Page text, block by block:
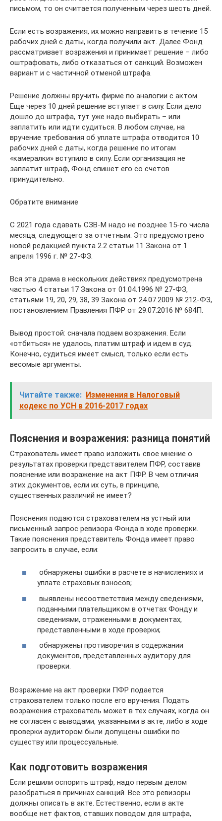
письмом, то он считается полученным через шесть дней.
Если есть возражения, их можно направить в течение 15
рабочих дней с даты, когда получили акт. Далее Фонд
рассматривает возражения и принимает решение – либо
оштрафовать, либо отказаться от санкций. Возможен
вариант и с частичной отменой штрафа.
Решение должны вручить фирме по аналогии с актом.
Еще через 10 дней решение вступает в силу. Если дело
дошло до штрафа, тут уже надо выбирать – или
заплатить или идти судиться. В любом случае, на
вручение требования об уплате штрафа отводится 10
рабочих дней с даты, когда решение по итогам
«камералки» вступило в силу. Если организация не
заплатит штраф, Фонд спишет его со счетов
принудительно.
Обратите внимание
С 2021 года сдавать СЗВ-М надо не позднее 15-го числа
месяца, следующего за отчетным. Это предусмотрено
новой редакцией пункта 2.2 статьи 11 Закона от 1
апреля 1996 г. № 27-ФЗ.
Вся эта драма в нескольких действиях предусмотрена
частью 4 статьи 17 Закона от 01.04.1996 № 27-ФЗ,
статьями 19, 20, 29, 38, 39 Закона от 24.07.2009 № 212-ФЗ,
постановлением Правления ПФР от 29.07.2016 № 684П.
Вывод простой: сначала подаем возражения. Если
«отбиться» не удалось, платим штраф и идем в суд.
Конечно, судиться имеет смысл, только если есть
весомые аргументы.
Читайте также: Изменения в Налоговый
кодекс по УСН в 2016-2017 годах
Пояснения и возражения: разница понятий
Страхователь имеет право изложить свое мнение о
результатах проверки представителем ПФР, составив
пояснение или возражение на акт ПФР. В чем отличия
этих документов, если их суть, в принципе,
существенных различий не имеет?
Пояснения подаются страхователем на устный или
письменный запрос ревизора Фонда в ходе проверки.
Такие пояснения представитель Фонда имеет право
запросить в случае, если:
обнаружены ошибки в расчете в начислениях и
уплате страховых взносов;
выявлены несоответствия между сведениями,
поданными плательщиком в отчетах Фонду и
сведениями, отраженными в документах,
представленными в ходе проверки;
обнаружены противоречия в содержании
документов, представленных аудитору для
проверки.
Возражение на акт проверки ПФР подается
страхователем только после его вручения. Подать
возражения страхователь может в тех случаях, когда он
не согласен с выводами, указанными в акте, либо в ходе
проверки аудитором были допущены ошибки по
существу или процессуальные.
Как подготовить возражения
Если решили оспорить штраф, надо первым делом
разобраться в причинах санкций. Все это ревизоры
должны описать в акте. Естественно, если в акте
вообще нет фактов, ставших поводом для штрафа,